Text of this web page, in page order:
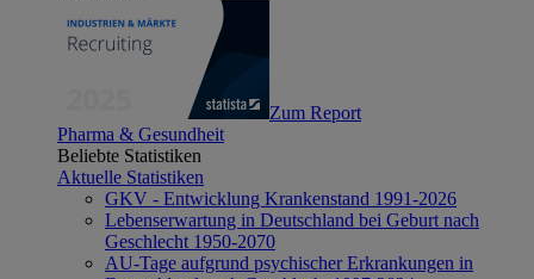
Zum Report
Pharma & Gesundheit
Beliebte Statistiken
Aktuelle Statistiken
GKV - Entwicklung Krankenstand 1991-2026
Lebenserwartung in Deutschland bei Geburt nach
Geschlecht 1950-2070
AU-Tage aufgrund psychischer Erkrankungen in